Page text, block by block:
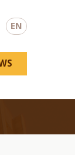
EN
Youtube